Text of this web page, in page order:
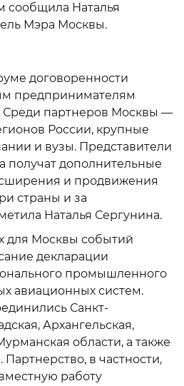
сообщила Наталья
Мэра Москвы.
договоренности
предпринимателям
Среди партнеров Москвы —
России, крупные
и вузы. Представители
получат дополнительные
и продвижения
страны и за
Наталья Сергунина.
для Москвы событий
декларации
промышленного
авиационных систем.
Санкт-
Архангельская,
области, а также
в частности,
работу